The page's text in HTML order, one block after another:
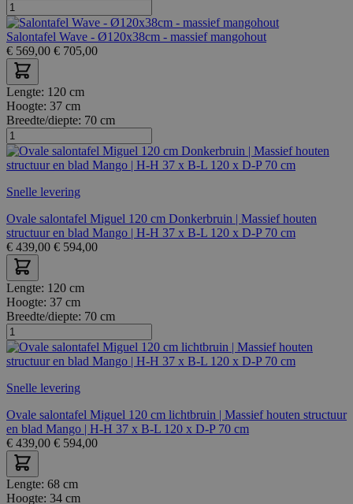
Salontafel Wave - Ø120x38cm - massief mangohout
€ 569,00 € 705,00
Lengte: 120 cm
Hoogte: 37 cm
Breedte/diepte: 70 cm
Snelle levering
Ovale salontafel Miguel 120 cm Donkerbruin | Massief houten
structuur en blad Mango | H-H 37 x B-L 120 x D-P 70 cm
€ 439,00 € 594,00
Lengte: 120 cm
Hoogte: 37 cm
Breedte/diepte: 70 cm
Snelle levering
Ovale salontafel Miguel 120 cm lichtbruin | Massief houten structuur
en blad Mango | H-H 37 x B-L 120 x D-P 70 cm
€ 439,00 € 594,00
Lengte: 68 cm
Hoogte: 34 cm